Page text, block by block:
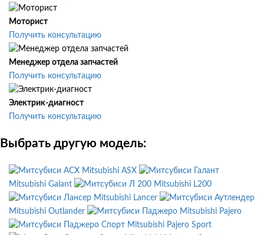
Моторист
Получить консультацию
Менеджер отдела запчастей
Получить консультацию
Электрик-диагност
Получить консультацию
Выбрать другую модель:
Mitsubishi ASX
Mitsubishi Galant
Mitsubishi L200
Mitsubishi Lancer
Mitsubishi Outlander
Mitsubishi Pajero
Mitsubishi Pajero Sport